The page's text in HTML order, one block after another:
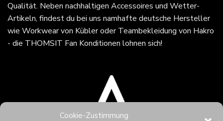
Cookie-Zustimmung
Qualität. Neben nachhaltigen Accessoires und Wetter-
Artikeln, findest du bei uns namhafte deutsche Hersteller
wie Workwear von Kübler oder Teambekleidung von Hakro
- die THOMSIT Fan Konditionen lohnen sich!